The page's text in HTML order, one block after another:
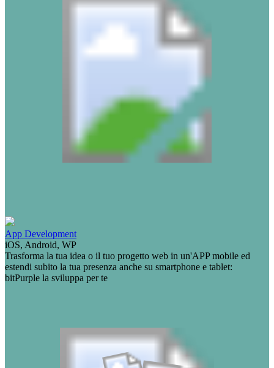
App Development
iOS, Android, WP
Trasforma la tua idea o il tuo progetto web in un'APP mobile ed
estendi subito la tua presenza anche su smartphone e tablet:
bitPurple la sviluppa per te